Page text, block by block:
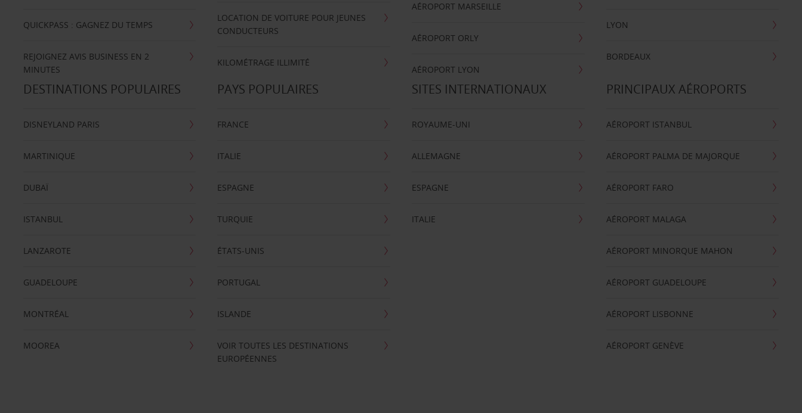
QUICKPASS : GAGNEZ DU TEMPS
REJOIGNEZ AVIS BUSINESS EN 2
MINUTES
LOCATION DE VOITURE POUR JEUNES
CONDUCTEURS
KILOMÉTRAGE ILLIMITÉ
AÉROPORT MARSEILLE
AÉROPORT ORLY
AÉROPORT LYON
LYON
BORDEAUX
DESTINATIONS POPULAIRES
DISNEYLAND PARIS
MARTINIQUE
DUBAÏ
ISTANBUL
LANZAROTE
GUADELOUPE
MONTRÉAL
MOOREA
PAYS POPULAIRES
FRANCE
ITALIE
ESPAGNE
TURQUIE
ÉTATS-UNIS
PORTUGAL
ISLANDE
VOIR TOUTES LES DESTINATIONS
EUROPÉENNES
SITES INTERNATIONAUX
ROYAUME-UNI
ALLEMAGNE
ESPAGNE
ITALIE
PRINCIPAUX AÉROPORTS
AÉROPORT ISTANBUL
AÉROPORT PALMA DE MAJORQUE
AÉROPORT FARO
AÉROPORT MALAGA
AÉROPORT MINORQUE MAHON
AÉROPORT GUADELOUPE
AÉROPORT LISBONNE
AÉROPORT GENÈVE